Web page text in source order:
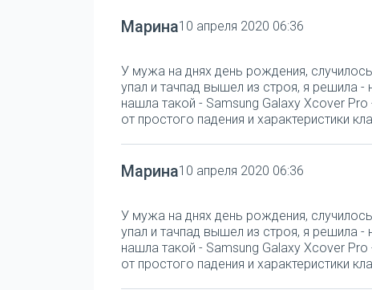
Марина10 апреля 2020 06:36
У мужа на днях день рождения,
упал и тачпад вышел из строя, я решила
нашла такой - Samsung Galaxy Xcover
от простого падения и характеристики
Марина10 апреля 2020 06:36
У мужа на днях день рождения,
упал и тачпад вышел из строя, я решила
нашла такой - Samsung Galaxy Xcover
от простого падения и характеристики